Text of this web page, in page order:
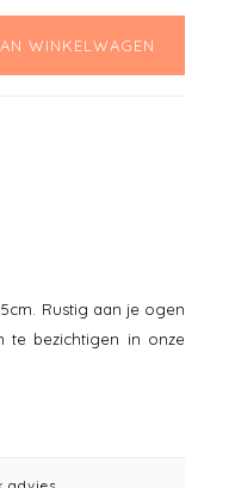
WINKELWAGEN
Rustig aan je ogen
te bezichtigen in onze